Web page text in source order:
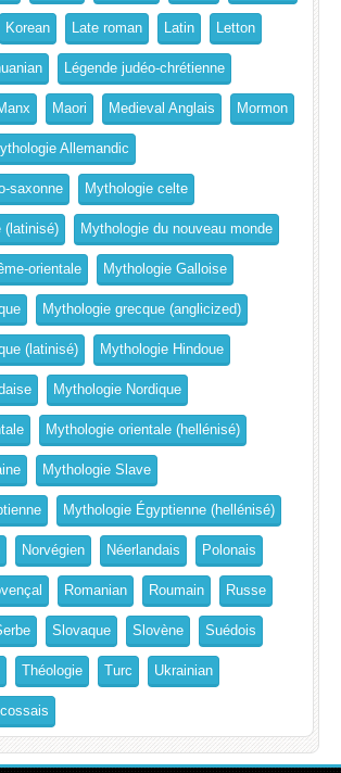
Korean Late roman Latin Letton
Légende judéo-chrétienne
Maori Medieval Anglais Mormon
Allemandic
saxonne Mythologie celte
(latinisé) Mythologie du nouveau monde
orientale Mythologie Galloise
Mythologie grecque (anglicized)
(latinisé) Mythologie Hindoue
Mythologie Nordique
Mythologie orientale (hellénisé)
Mythologie Slave
Mythologie Égyptienne (hellénisé)
Norvégien Néerlandais Polonais
Romanian Roumain Russe
Slovaque Slovène Suédois
Théologie Turc Ukrainian